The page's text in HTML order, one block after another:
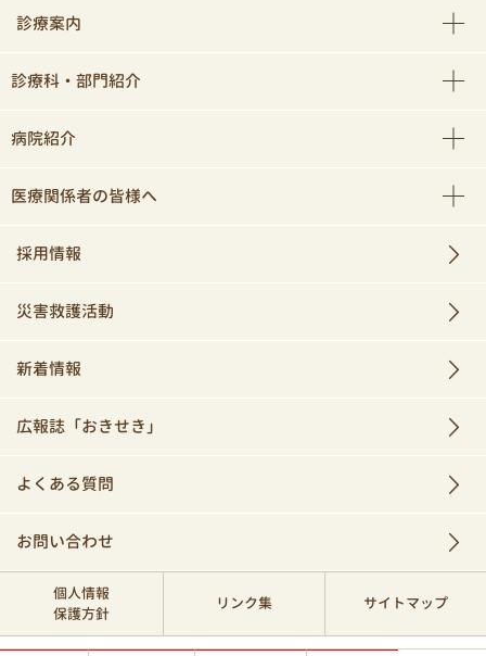
診療案内
診療科・部門紹介
病院紹介
医療関係者の皆様へ
採用情報
災害救護活動
新着情報
広報誌「おきせき」
よくある質問
お問い合わせ
個人情報
保護方針
リンク集 サイトマップ